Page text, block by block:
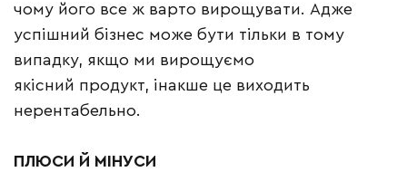
чому його все ж варто вирощувати. Адже
успішний бізнес може бути тільки в тому
випадку, якщо ми вирощуємо
якісний продукт, інакше це виходить
нерентабельно.
ПЛЮСИ Й МІНУСИ